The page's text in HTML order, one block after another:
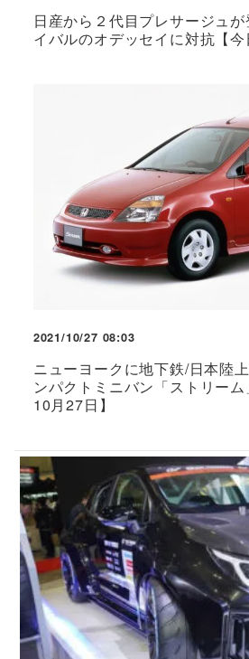
日産から２代目プレサージュ
イバルのオデッセイに対抗【今
2021/10/27 08:03
ニューヨークに地下鉄/日本陸
ンパクトミニバン「ストリー
10月27日】